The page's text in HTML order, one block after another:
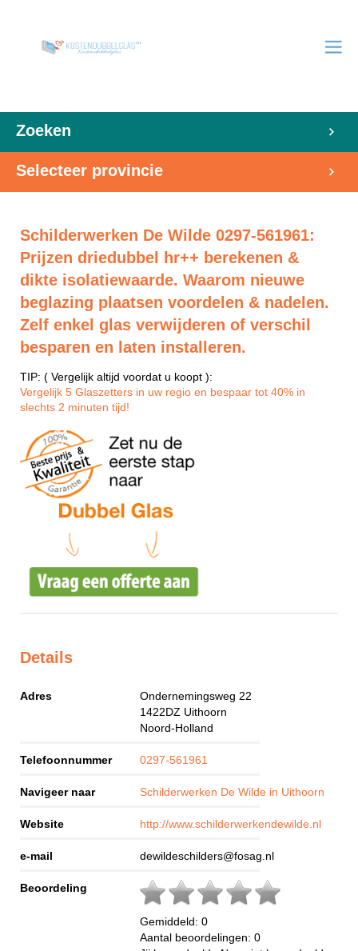
Zoeken
Selecteer provincie
Schilderwerken De Wilde 0297-561961:
Prijzen driedubbel hr++ berekenen &
dikte isolatiewaarde. Waarom nieuwe
beglazing plaatsen voordelen & nadelen.
Zelf enkel glas verwijderen of verschil
besparen en laten installeren.
TIP: ( Vergelijk altijd voordat u koopt ):
Vergelijk 5 Glaszetters in uw regio en bespaar tot 40% in
slechts 2 minuten tijd!
Details
Adres
Ondernemingsweg 22
1422DZ Uithoorn
Noord-Holland
Telefoonnummer 0297-561961
Navigeer naar Schilderwerken De Wilde in Uithoorn
Website http://www.schilderwerkendewilde.nl
e-mail dewildeschilders@fosag.nl
Beoordeling
Gemiddeld: 0
Aantal beoordelingen: 0